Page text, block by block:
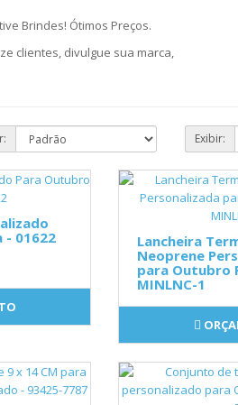
Brindes! Ótimos Preços.
clientes, divulgue sua marca,
Exibir:
- 01622
Lancheira
Neoprene
para Outubro
MINLNC-1